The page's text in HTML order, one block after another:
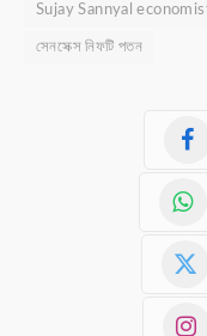
Sujay Sannyal
সেনসেক্স নিফটি পতন